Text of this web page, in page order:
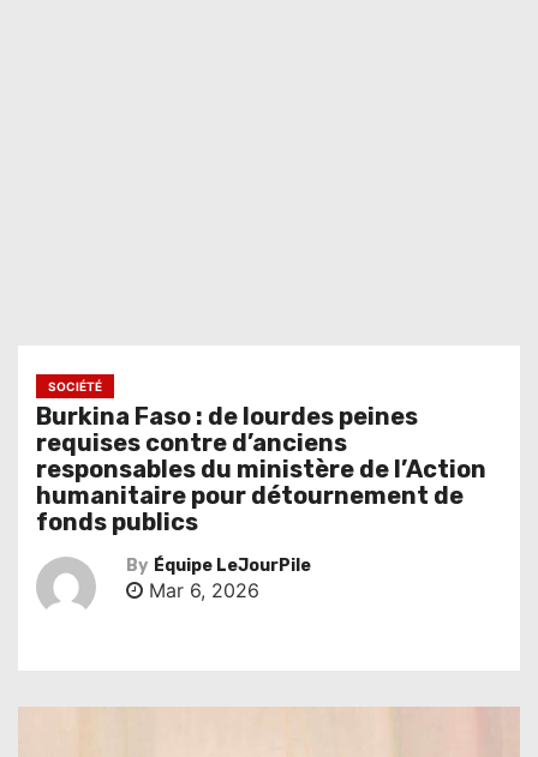
SOCIÉTÉ
Burkina Faso : de lourdes peines
requises contre d’anciens
responsables du ministère de l’Action
humanitaire pour détournement de
fonds publics
By Équipe LeJourPile
Mar 6, 2026